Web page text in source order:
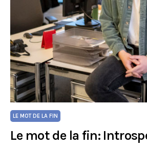
LE MOT DE LA FIN
Le mot de la fin: